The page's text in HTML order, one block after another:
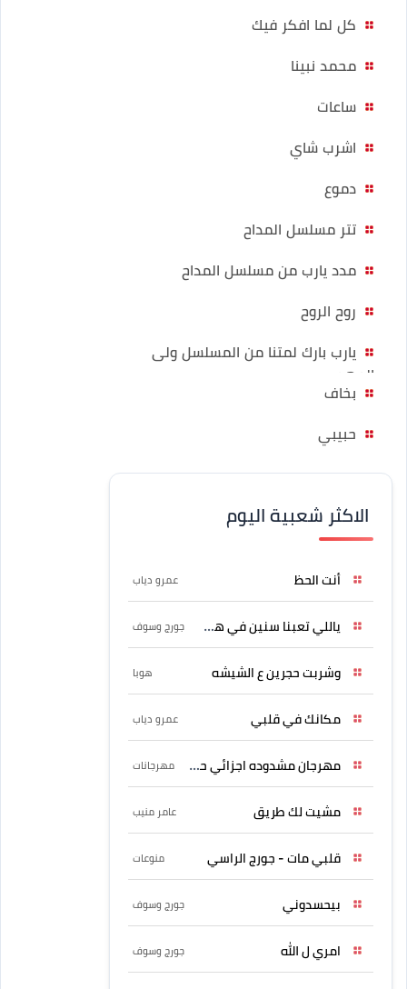
كل لما افكر فيك
محمد نبينا
ساعات
اشرب شاي
دموع
تتر مسلسل المداح
مدد يارب من مسلسل المداح
روح الروح
يارب بارك لمتنا من المسلسل ولى
العهد
بخاف
حبيبي
الاكثر شعبية اليوم
أنت الحظ عمرو دياب
ياللي تعبنا سنين في هواه جورج وسوف
وشربت حجرين ع الشيشه هوبا
مكانك في قلبي عمرو دياب
مهرجان مشدوده اجزائي حربونى مهرجانات
مشيت لك طريق عامر منيب
قلبي مات - جورج الراسي منوعات
بيحسدوني جورج وسوف
امري ل الله جورج وسوف